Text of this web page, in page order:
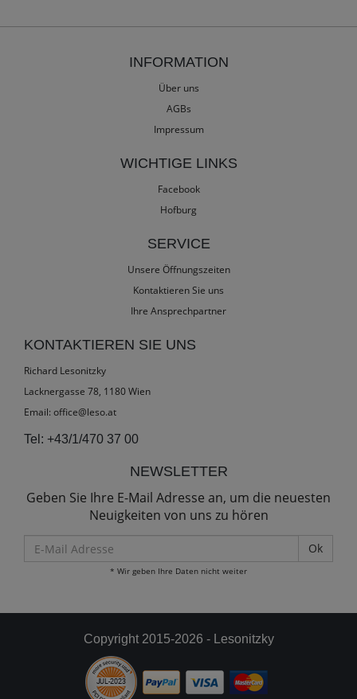
INFORMATION
Über uns
AGBs
Impressum
WICHTIGE LINKS
Facebook
Hofburg
SERVICE
Unsere Öffnungszeiten
Kontaktieren Sie uns
Ihre Ansprechpartner
KONTAKTIEREN SIE UNS
Richard Lesonitzky
Lacknergasse 78, 1180 Wien
Email: office@leso.at
Tel: +43/1/470 37 00
NEWSLETTER
Geben Sie Ihre E-Mail Adresse an, um die neuesten
Neuigkeiten von uns zu hören
Mail
Adresse
* Wir geben Ihre Daten nicht weiter
Copyright 2015-2026 - Lesonitzky